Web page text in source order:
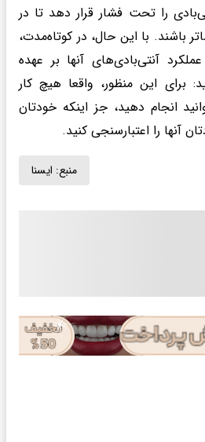
را تحت فشار قرار دهد تا در
باشند. با این حال، در کوتاه‌مدت،
آنتی‌بادی‌های آنها بر عهده
برای این منظور، واقعا هیچ کار
انجام دهید، جز اینکه خودتان
آنها را اعتبارسنجی کنید.
منبع: ايسنا